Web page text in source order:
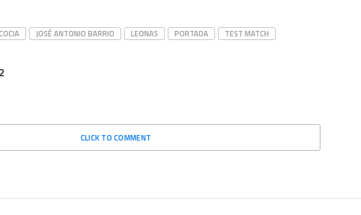
JOSÉ ANTONIO BARRIO LEONAS PORTADA TEST MATCH
CLICK TO COMMENT